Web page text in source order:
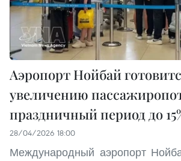
Аэропорт Нойбай
увеличению
праздничный период до
28/04/2026 18:00
Международный аэропорт